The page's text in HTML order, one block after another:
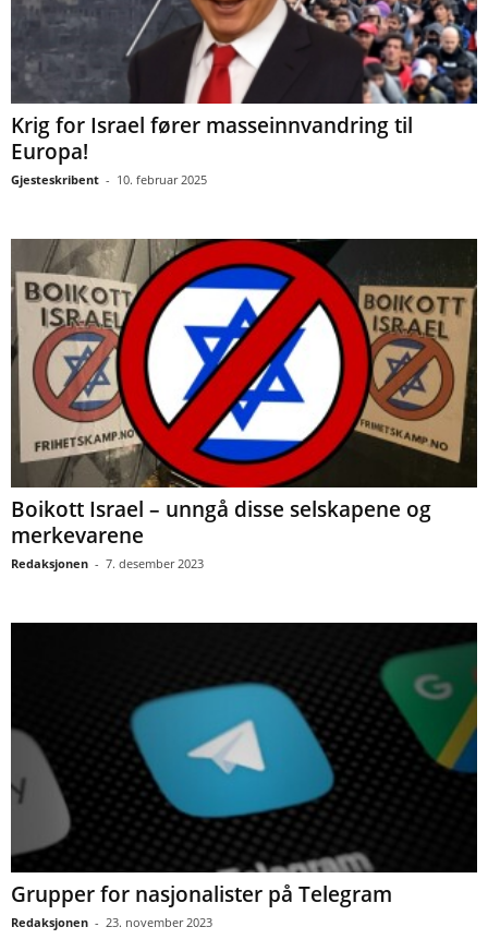
Krig for Israel fører masseinnvandring til
Europa!
Gjesteskribent - 10. februar 2025
Boikott Israel – unngå disse selskapene og
merkevarene
Redaksjonen - 7. desember 2023
Grupper for nasjonalister på Telegram
Redaksjonen - 23. november 2023